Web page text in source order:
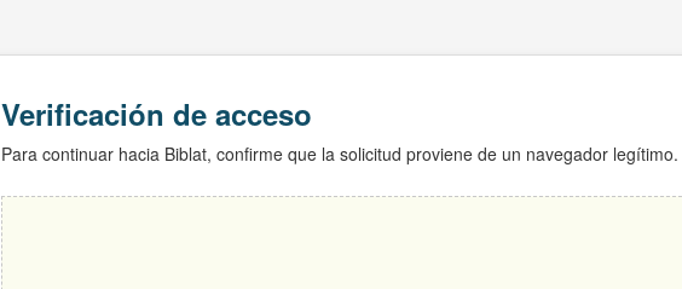
Verificación de acceso
Para continuar hacia Biblat, confirme que la solicitud proviene de un navegador legítimo.